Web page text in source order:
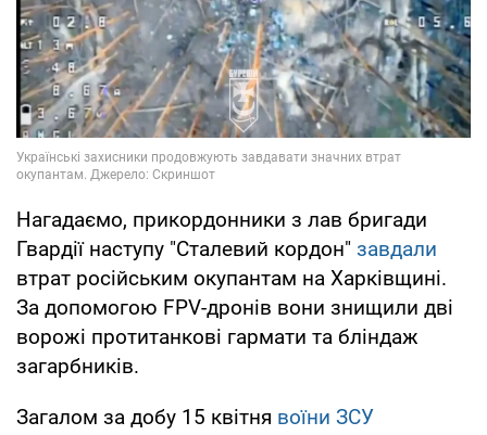
Нагадаємо, прикордонники з лав бригади
Гвардії наступу "Сталевий кордон" завдали
втрат російським окупантам на Харківщині.
За допомогою FPV-дронів вони знищили дві
ворожі протитанкові гармати та бліндаж
загарбників.
Загалом за добу 15 квітня воїни ЗСУ